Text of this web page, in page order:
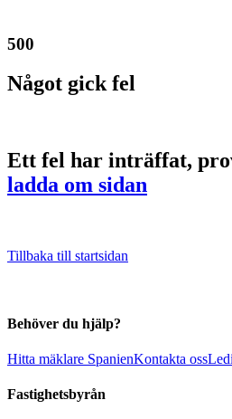
500
Något gick fel
Ett fel har inträffat,
ladda om sidan
Tillbaka till startsidan
Behöver du hjälp?
Hitta mäklare SpanienKontakta oss
Fastighetsbyrån